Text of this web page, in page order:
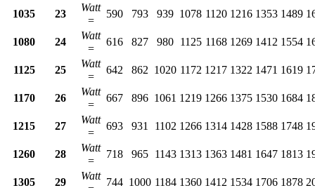
1035 23
Watt
=
590 793 939 1078 1120 1216 1353 1489
1080 24
Watt
=
616 827 980 1125 1168 1269 1412 1554
1125 25
Watt
=
642 862 1020 1172 1217 1322 1471 1619
1170 26
Watt
=
667 896 1061 1219 1266 1375 1530 1684
1215 27
Watt
=
693 931 1102 1266 1314 1428 1588 1748
1260 28
Watt
=
718 965 1143 1313 1363 1481 1647 1813
1305 29
Watt
744 1000 1184 1360 1412 1534 1706 1878